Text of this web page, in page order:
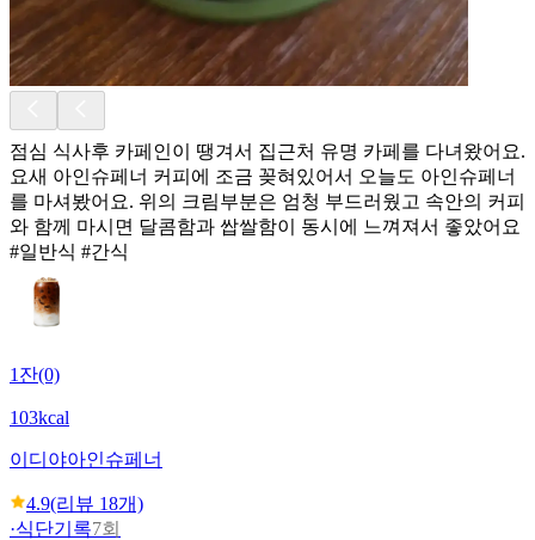
점심 식사후 카페인이 땡겨서 집근처 유명 카페를 다녀왔어요.
요새 아인슈페너 커피에 조금 꽂혀있어서 오늘도 아인슈페너
를 마셔봤어요. 위의 크림부분은 엄청 부드러웠고 속안의 커피
와 함께 마시면 달콤함과 쌉쌀함이 동시에 느껴져서 좋았어요
#일반식 #간식
1잔(0)
103kcal
이디야아인슈페너
4.9(리뷰 18개)
·식단기록7회